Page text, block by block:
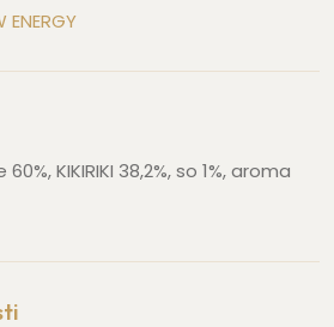
ENERGY
KIKIRIKI 38,2%, so 1%, aroma